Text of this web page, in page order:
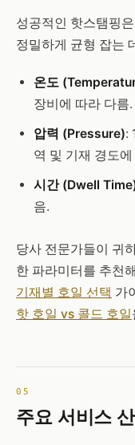
성공적인 핫스탬핑
정밀하게 균형 잡는
온도
장비에 따라 다름.
압력 (Pressure):
역 및 기재 경도
시간 (Dwell
음.
당사 전문가들이 귀
한 파라미터를 추천
기재별 호일 선택 가
핫 호일 vs 콜드 호일
주요 서비스